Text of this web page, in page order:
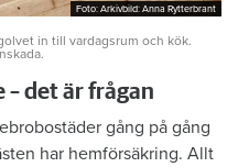
Foto: Arkivbild: Anna Rytterbrant
Foto: Arkivbild: Anna Rytterbrant
in till vardagsrum och kök.
– det är frågan
gång på gång
har hemförsäkring. Allt